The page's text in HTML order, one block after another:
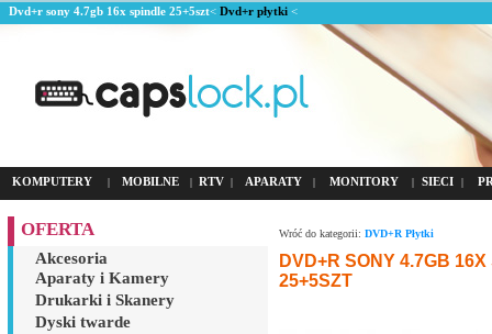
Dvd+r sony 4.7gb 16x spindle 25+5szt< Dvd+r płytki <
KOMPUTERY | MOBILNE | RTV | APARATY | MONITORY | SIECI |
OFERTA
Akcesoria
Aparaty i Kamery
Drukarki i Skanery
Dyski twarde
Wróć do kategorii: DVD+R Płytki
DVD+R SONY 4.7GB
25+5SZT